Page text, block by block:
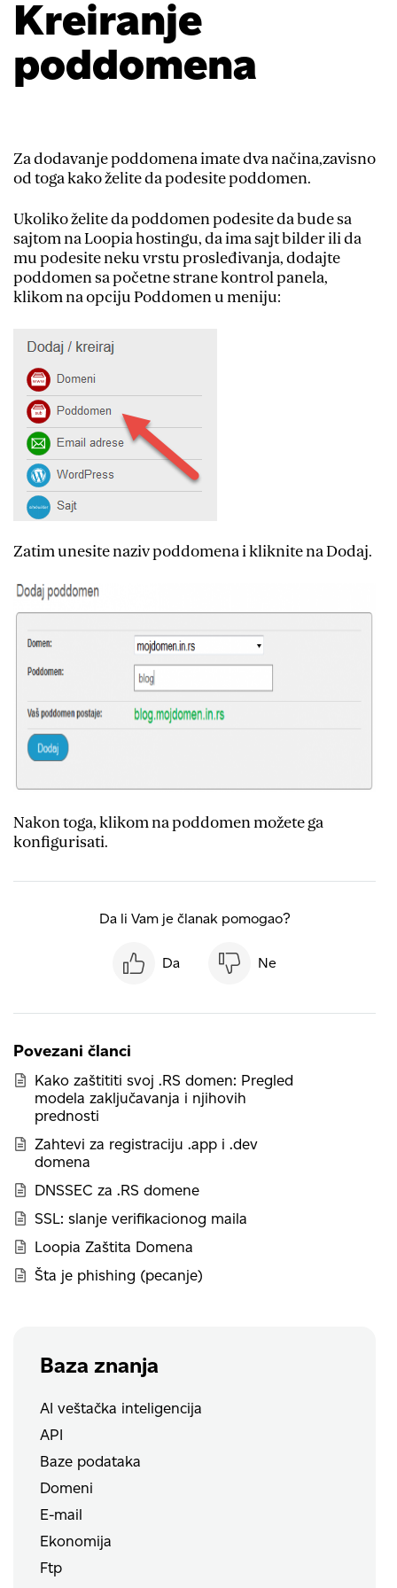
Kreiranje
poddomena
Za dodavanje poddomena imate dva načina,zavisno
od toga kako želite da podesite poddomen.
Ukoliko želite da poddomen podesite da bude sa
sajtom na Loopia hostingu, da ima sajt bilder ili da
mu podesite neku vrstu prosleđivanja, dodajte
poddomen sa početne strane kontrol panela,
klikom na opciju Poddomen u meniju:
Zatim unesite naziv poddomena i kliknite na Dodaj.
Nakon toga, klikom na poddomen možete ga
konfigurisati.
Da li Vam je članak pomogao?
Da Ne
Povezani članci
Kako zaštititi svoj .RS domen: Pregled
modela zaključavanja i njihovih
prednosti
Zahtevi za registraciju .app i .dev
domena
DNSSEC za .RS domene
SSL: slanje verifikacionog maila
Loopia Zaštita Domena
Šta je phishing (pecanje)
Baza znanja
AI veštačka inteligencija
API
Baze podataka
Domeni
E-mail
Ekonomija
Ftp